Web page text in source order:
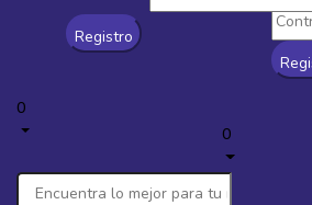
0
0
Tienda
perros